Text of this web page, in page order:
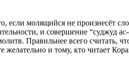
если молящийся не произнесёт
и совершение “суджуд
Правильнее всего считать,
и тому, кто читает